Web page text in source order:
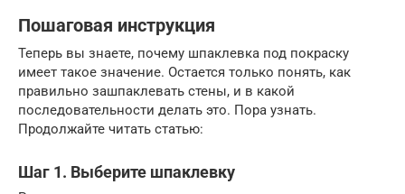
Пошаговая инструкция
Теперь вы знаете, почему шпаклевка под покраску
имеет такое значение. Остается только понять, как
правильно зашпаклевать стены, и в какой
последовательности делать это. Пора узнать.
Продолжайте читать статью:
Шаг 1. Выберите шпаклевку